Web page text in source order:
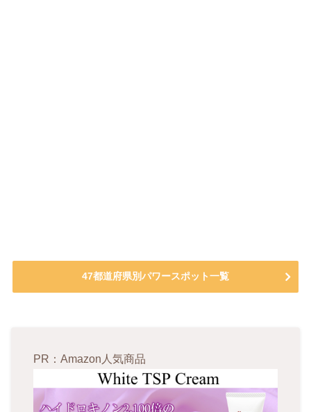
47都道府県別パワースポット一覧
PR：Amazon人気商品